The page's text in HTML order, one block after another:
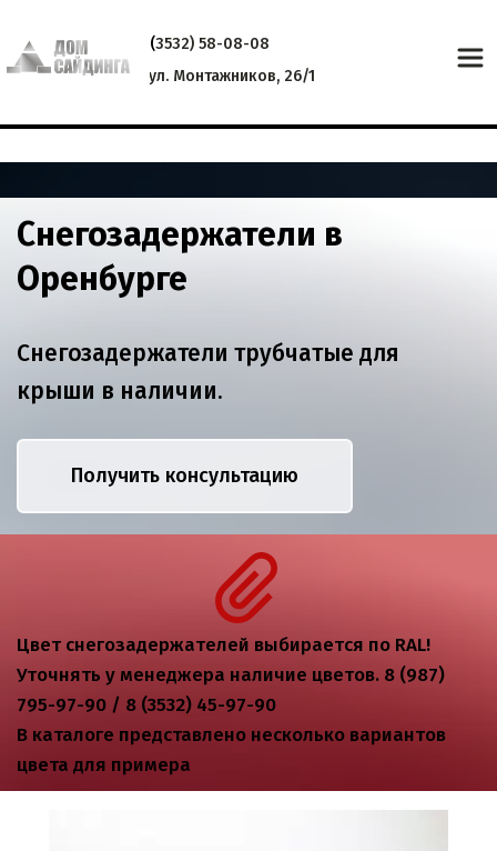
(3532) 58-08-08
ул. Монтажников, 26/1
Снегозадержатели в
Оренбурге
Снегозадержатели трубчатые для
крыши в наличии.
Получить консультацию
Цвет снегозадержателей выбирается по RAL!
Уточнять у менеджера наличие цветов. 8 (987)
795-97-90 / 8 (3532) 45-97-90
В каталоге представлено несколько вариантов
цвета для примера